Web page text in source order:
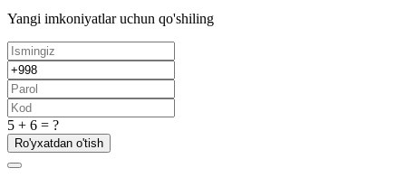
Yangi imkoniyatlar uchun qo'shiling
5 + 6 = ?
Ro'yxatdan o'tish